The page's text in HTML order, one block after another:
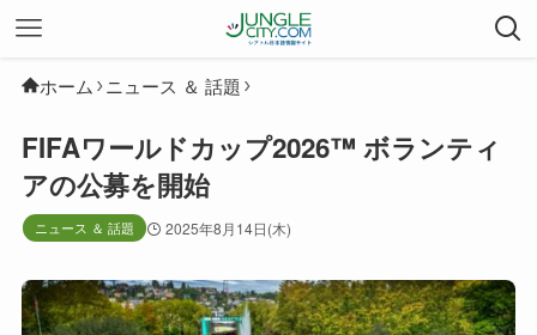
ホーム ニュース ＆ 話題
FIFAワールドカップ2026™ ボランティ
アの公募を開始
ニュース ＆ 話題 2025年8月14日(木)